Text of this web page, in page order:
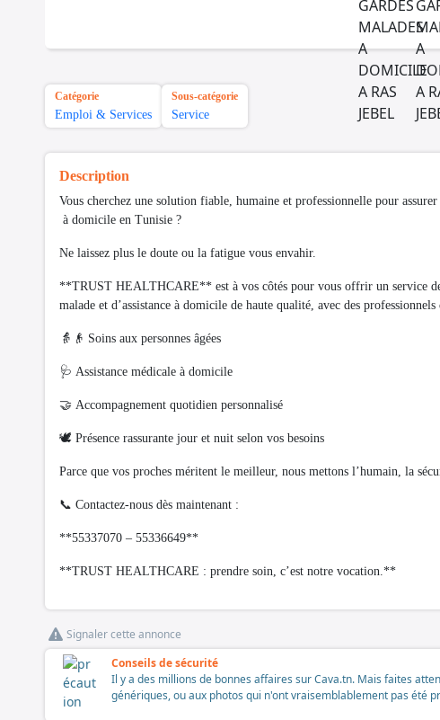
Catégorie
Emploi & Services
Sous-catégorie
Service
Description
Vous cherchez une solution fiable, humaine et professionnelle pour
à domicile en Tunisie ?
Ne laissez plus le doute ou la fatigue vous envahir.
**TRUST HEALTHCARE** est à vos côtés pour vous offrir un service
malade et d’assistance à domicile de haute qualité, avec des
👵👴 Soins aux personnes âgées
🩺 Assistance médicale à domicile
🤝 Accompagnement quotidien personnalisé
🕊️ Présence rassurante jour et nuit selon vos besoins
Parce que vos proches méritent le meilleur, nous mettons l’humain, la
📞 Contactez-nous dès maintenant :
**55337070 – 55336649**
**TRUST HEALTHCARE : prendre soin, c’est notre vocation.**
Signaler cette annonce
Conseils de sécurité
Il y a des millions de bonnes affaires sur Cava.tn. Mais faites
génériques, ou aux photos qui n'ont vraisemblablement pas été